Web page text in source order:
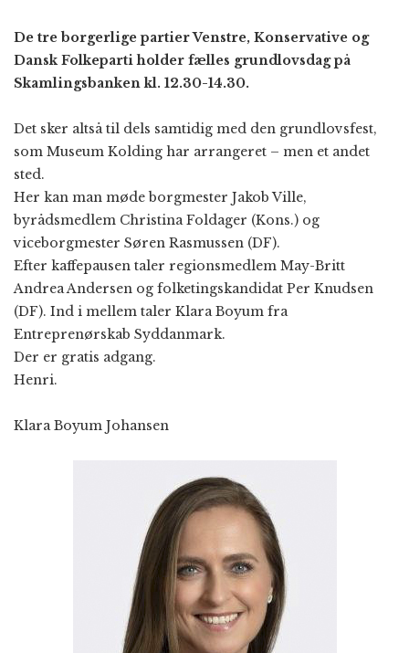
De tre borgerlige partier Venstre, Konservative og
Dansk Folkeparti holder fælles grundlovsdag på
Skamlingsbanken kl. 12.30-14.30.
Det sker altså til dels samtidig med den grundlovsfest,
som Museum Kolding har arrangeret – men et andet
sted.
Her kan man møde borgmester Jakob Ville,
byrådsmedlem Christina Foldager (Kons.) og
viceborgmester Søren Rasmussen (DF).
Efter kaffepausen taler regionsmedlem May-Britt
Andrea Andersen og folketingskandidat Per Knudsen
(DF). Ind i mellem taler Klara Boyum fra
Entreprenørskab Syddanmark.
Der er gratis adgang.
Henri.
Klara Boyum Johansen